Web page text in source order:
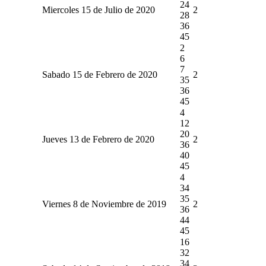
Miercoles 15 de Julio de 2020
24
28
36
45
2
Sabado 15 de Febrero de 2020
2
6
7
35
36
45
2
Jueves 13 de Febrero de 2020
4
12
20
36
40
45
2
Viernes 8 de Noviembre de 2019
4
34
35
36
44
45
2
16
32
34